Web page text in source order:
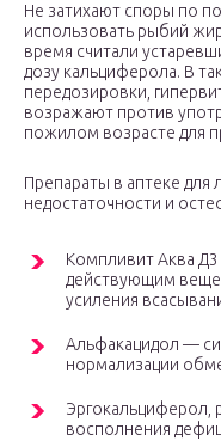
Не затихают споры по
использовать рыбий
время считали
дозу кальциферола. В
передозировки,
возражают против
пожилом возрасте для
Препараты в аптеке для
недостаточности и
Компливит Аква
действующим
усиления
Альфакацидол —
нормализации
Эргокальциферол,
восполнения